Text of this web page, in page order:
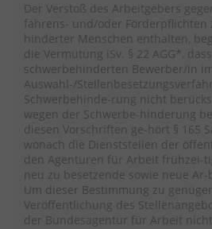
Der Verstoß des Arbeitgebers
fahrens- und/oder Förderpflichten
hinderter Menschen enthalten,
die Vermutung iSv. § 22 AGG*,
schwerbehinderten Bewerber/in
Auswahl-/
Schwerbehinde-rung nicht
wegen der Schwerbe-hinderung
diesen Vorschriften ge-hört § 165
wonach die Dienststellen der
den Agenturen für Arbeit frühzei-
neu zu besetzende sowie neue Ar-
Um dieser Bestimmung zu
Veröffentlichung des
der Bundesagentur für Arbeit nicht